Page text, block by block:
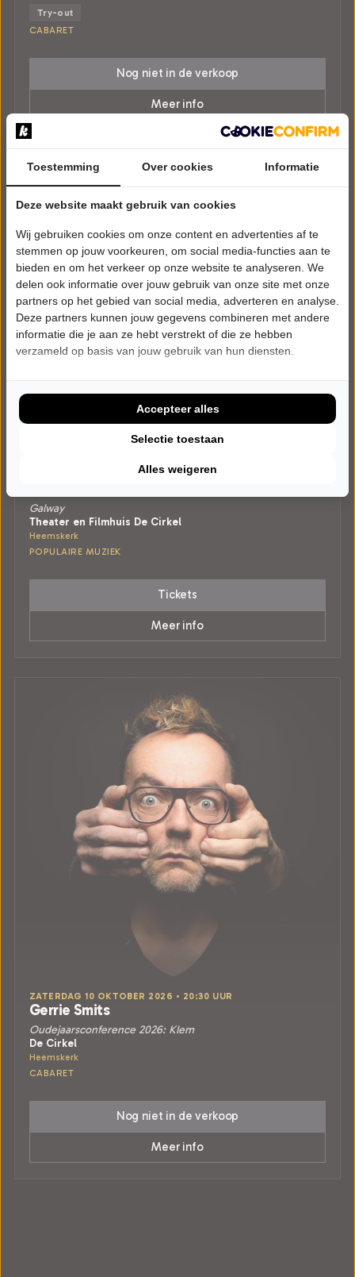
Try-out
CABARET
Nog niet in de verkoop
Meer info
VRIJDAG 25 SEPTEMBER 2026 • 20:30 UUR
Galway
Theater en Filmhuis De Cirkel
Heemskerk
POPULAIRE MUZIEK
Tickets
Meer info
ZATERDAG 10 OKTOBER 2026 • 20:30 UUR
Gerrie Smits
Oudejaarsconference 2026: Klem
De Cirkel
Heemskerk
CABARET
Nog niet in de verkoop
Meer info
Toestemming Over cookies Informatie
Deze website maakt gebruik van cookies
Wij gebruiken cookies om onze content en advertenties af te
stemmen op jouw voorkeuren, om social media-functies aan te
bieden en om het verkeer op onze website te analyseren. We
delen ook informatie over jouw gebruik van onze site met onze
partners op het gebied van social media, adverteren en analyse.
Deze partners kunnen jouw gegevens combineren met andere
informatie die je aan ze hebt verstrekt of die ze hebben
verzameld op basis van jouw gebruik van hun diensten.
Alles weigeren
Selectie toestaan
Accepteer alles